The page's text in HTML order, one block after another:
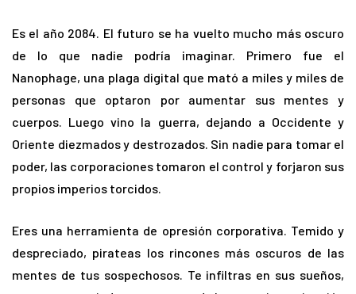
Es el año 2084. El futuro se ha vuelto mucho más oscuro
de lo que nadie podría imaginar. Primero fue el
Nanophage, una plaga digital que mató a miles y miles de
personas que optaron por aumentar sus mentes y
cuerpos. Luego vino la guerra, dejando a Occidente y
Oriente diezmados y destrozados. Sin nadie para tomar el
poder, las corporaciones tomaron el control y forjaron sus
propios imperios torcidos.
Eres una herramienta de opresión corporativa. Temido y
despreciado, pirateas los rincones más oscuros de las
mentes de tus sospechosos. Te infiltras en sus sueños,